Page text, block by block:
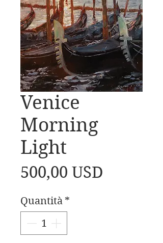
Venice
Morning
Light
500,00 USD
Quantità *